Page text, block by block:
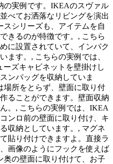
の実例です。IKEAのスヴァル
べてお洒落なリビングを演出
スシリーズも、アイテムを自
きるのが特徴です。, こちら
に設置されていて、インパク
ます。, こちらの実例では、
ズキャビネットを壁掛けし
ンバッグを収納していま
場所をとらず、壁面に取り付
ることができます。壁面収納
。, こちらの実例では、IKEA
ンロ前の壁面に取り付け、キ
収納としています。, マグネ
貼り付けできますよ。直接ラ
画像のようにフックを使えば
奥の壁面に取り付けて、お子